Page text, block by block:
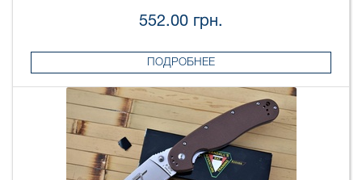
552.00 грн.
ПОДРОБНЕЕ